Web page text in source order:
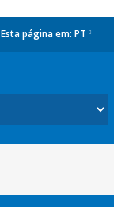
Esta página em: PT